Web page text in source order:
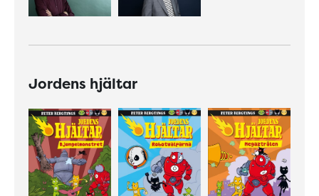
Jordens hjältar